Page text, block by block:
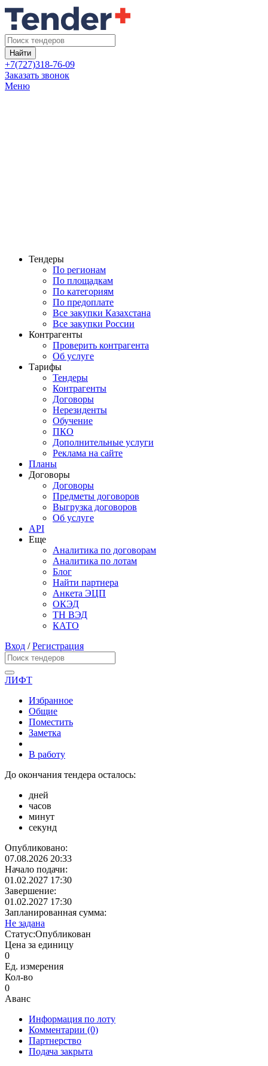
Найти
+7(727)318-76-09
Заказать звонок
Меню
Тендеры
По регионам
По площадкам
По категориям
По предоплате
Все закупки Казахстана
Все закупки России
Контрагенты
Проверить контрагента
Об услуге
Тарифы
Тендеры
Контрагенты
Договоры
Нерезиденты
Обучение
ПКО
Дополнительные услуги
Реклама на сайте
Планы
Договоры
Договоры
Предметы договоров
Выгрузка договоров
Об услуге
API
Еще
Аналитика по договорам
Аналитика по лотам
Блог
Найти партнера
Анкета ЭЦП
ОКЭД
ТН ВЭД
КАТО
Вход /Регистрация
ЛИФТ
Избранное
Общие
Поместить
Заметка
В работу
До окончания тендера осталось:
дней
часов
минут
секунд
Опубликовано:
07.08.2026 20:33
Начало подачи:
01.02.2027 17:30
Завершение:
01.02.2027 17:30
Запланированная сумма:
Не задана
Статус:Опубликован
Цена за единицу
0
Ед. измерения
Кол-во
0
Аванс
Информация по лоту
Комментарии (0)
Партнерство
Подача закрыта